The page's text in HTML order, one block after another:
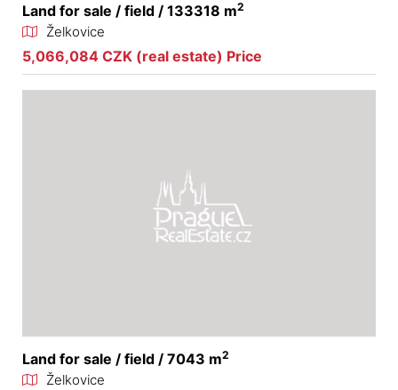
Land for sale / field / 133318 m2
Želkovice
5,066,084 CZK (real estate) Price
Land for sale / field / 7043 m2
Želkovice